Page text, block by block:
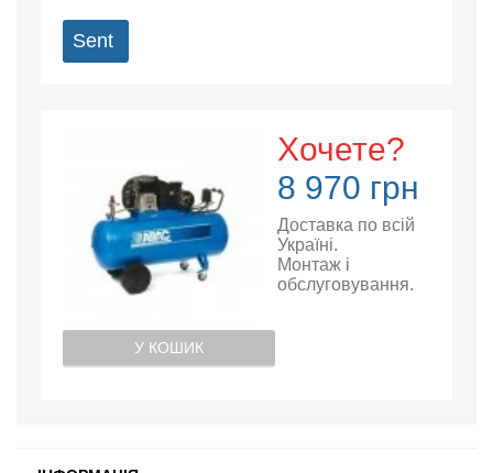
Sent
Хочете?
8 970 грн
Доставка по всій
Україні.
Монтаж і
обслуговування.
У КОШИК